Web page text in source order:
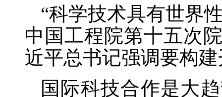
“科学技术具有世界
中国工程院第十五次
近平总书记强调要构
国际科技合作是大